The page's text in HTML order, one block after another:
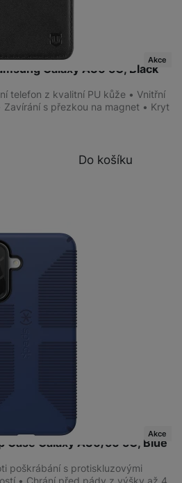
Galaxy A36 5G, Black
Akce
telefon z kvalitní PU kůže • Vnitřní
s přezkou na magnet • Kryt
Do košíku
Case Galaxy A36/56 5G, Blue
Akce
poškrábání s protiskluzovými
• Chrání před pády z výšky až 4